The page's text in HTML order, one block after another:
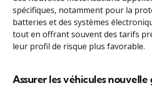
spécifiques, notamment pour la
batteries et des systèmes
tout en offrant souvent des tarifs
leur profil de risque plus favorable.
Assurer les véhicules